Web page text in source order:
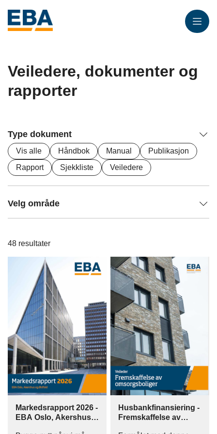
Meny
Veiledere, dokumenter og
rapporter
Type dokument
Vis alle Håndbok Manual
Publikasjon
Rapport
Sjekkliste Veiledere
Velg område
48 resultater
Markedsrapport 2026 -
EBA Oslo, Akershus
Husbankfinansiering -
Fremskaffelse av